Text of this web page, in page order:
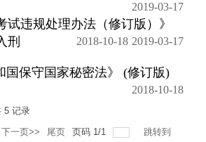
2019-03-17
试违规处理办法（修订版）》
2019-03-17
刑 2018-10-18
国保守国家秘密法》 (修订版)
2018-10-18
5 记录
下一页>> 尾页 页码 1/1 跳转到